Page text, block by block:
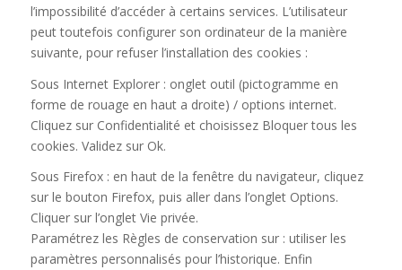
l’impossibilité d’accéder à certains services. L’utilisateur
peut toutefois configurer son ordinateur de la manière
suivante, pour refuser l’installation des cookies :
Sous Internet Explorer : onglet outil (pictogramme en
forme de rouage en haut a droite) / options internet.
Cliquez sur Confidentialité et choisissez Bloquer tous les
cookies. Validez sur Ok.
Sous Firefox : en haut de la fenêtre du navigateur, cliquez
sur le bouton Firefox, puis aller dans l’onglet Options.
Cliquer sur l’onglet Vie privée.
Paramétrez les Règles de conservation sur : utiliser les
paramètres personnalisés pour l’historique. Enfin